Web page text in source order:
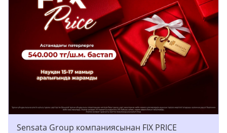
Sensata Group компаниясынан FIX PRICE